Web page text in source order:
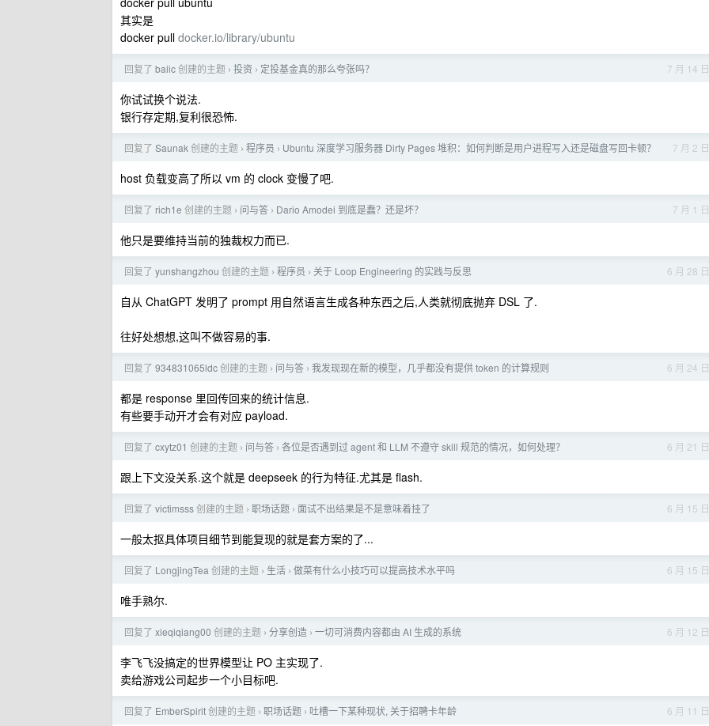
其实是
docker pull docker.io/library/ubuntu
7 月 14 日
回复了 baiic创建的主题 › 投资 › 定投基金真的那么夸张吗？
你试试换个说法.
银行存定期,复利很恐怖.
7 月 2 日
回复了 Saunak创建的主题 › 程序员 › Ubuntu 深度学习服务器 Dirty Pages 堆积：如何判断是用户进程写入还是磁盘写回卡顿？
host 负载变高了所以 vm 的 clock 变慢了吧.
7 月 1 日
回复了 rich1e 创建的主题 › 问与答 › Dario Amodei 到底是蠢？还是坏？
他只是要维持当前的独裁权力而已.
6 月 28 日
回复了 yunshangzhou 创建的主题 › 程序员 › 关于 Loop Engineering 的实践与反思
自从 ChatGPT 发明了 prompt 用自然语言生成各种东西之后,人类就彻底抛弃 DSL 了.
往好处想想,这叫不做容易的事.
6 月 24 日
回复了 934831065ldc创建的主题 › 问与答 › 我发现现在新的模型，几乎都没有提供 token 的计算规则
都是 response 里回传回来的统计信息.
有些要手动开才会有对应 payload.
6 月 21 日
回复了 cxytz01 创建的主题 › 问与答 › 各位是否遇到过 agent 和 LLM 不遵守 skill 规范的情况，如何处理？
跟上下文没关系.这个就是 deepseek 的行为特征.尤其是 flash.
6 月 15 日
回复了 victimsss创建的主题 › 职场话题 › 面试不出结果是不是意味着挂了
一般太抠具体项目细节到能复现的就是套方案的了...
6 月 15 日
回复了 LongjingTea 创建的主题 › 生活 › 做菜有什么小技巧可以提高技术水平吗
唯手熟尔.
6 月 12 日
回复了 xieqiqiang00 创建的主题 › 分享创造 › 一切可消费内容都由 AI 生成的系统
李飞飞没搞定的世界模型让 PO 主实现了.
卖给游戏公司起步一个小目标吧.
6 月 11 日
回复了 EmberSpirit创建的主题 › 职场话题 › 吐槽一下某种现状, 关于招聘卡年龄